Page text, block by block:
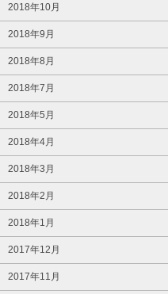
2018年10月
2018年9月
2018年8月
2018年7月
2018年5月
2018年4月
2018年3月
2018年2月
2018年1月
2017年12月
2017年11月